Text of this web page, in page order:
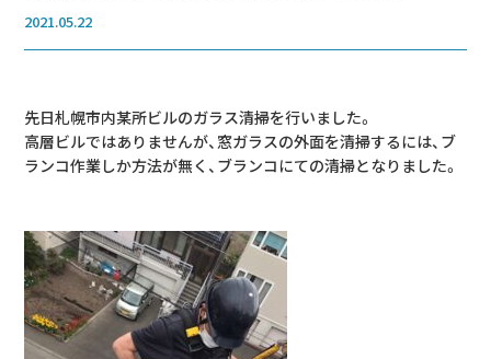
2021.05.22
先日札幌市内某所ビルのガラス清掃を行いました。
高層ビルではありませんが、窓ガラスの外面を清掃するには、ブ
ランコ作業しか方法が無く、ブランコにての清掃となりました。